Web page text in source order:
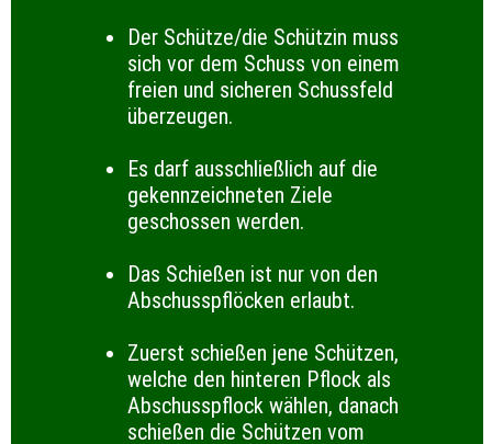
Der Schütze/die Schützin muss
sich vor dem Schuss von einem
freien und sicheren Schussfeld
überzeugen.
Es darf ausschließlich auf die
gekennzeichneten Ziele
geschossen werden.
Das Schießen ist nur von den
Abschusspflöcken erlaubt.
Zuerst schießen jene Schützen,
welche den hinteren Pflock als
Abschusspflock wählen, danach
schießen die Schützen vom